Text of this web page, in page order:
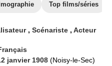
Top films/séries
,Scénariste ,Acteur
janvier 1908(Noisy-le-Sec)